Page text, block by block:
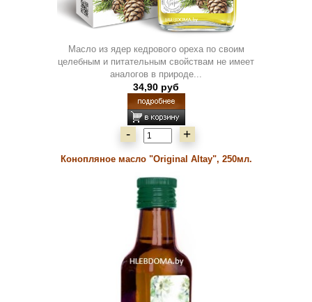
Масло из ядер кедрового ореха по своим
целебным и питательным свойствам не имеет
аналогов в природе...
34,90 руб
- +
Конопляное масло "Original Altay", 250мл.